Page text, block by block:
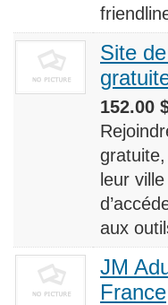
Site
152.00
leur
aux
JM
France